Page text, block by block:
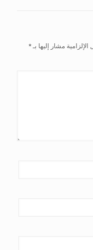
الإلزامية مشار إليها بـ*